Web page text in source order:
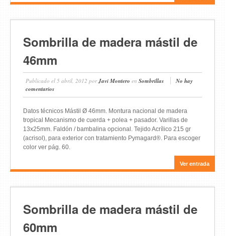
Sombrilla de madera mástil de
46mm
Publicado el 5 abril, 2012 porJavi Montero en Sombrillas
No hay
comentarios
Datos técnicos Mástil Ø 46mm. Montura nacional de madera
tropical Mecanismo de cuerda + polea + pasador. Varillas de
13x25mm. Faldón / bambalina opcional. Tejido Acrílico 215 gr
(acrisol), para exterior con tratamiento Pymagard®. Para escoger
color ver pág. 60.
Ver entrada
Sombrilla de madera mástil de
60mm